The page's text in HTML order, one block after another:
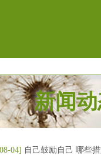
新闻
04] 自己鼓励自己 哪些